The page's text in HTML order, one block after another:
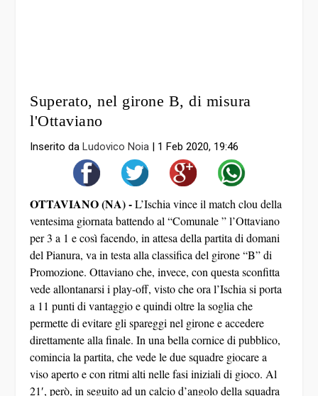
Superato, nel girone B, di misura
l'Ottaviano
Inserito daLudovico Noia | 1 Feb 2020, 19:46
OTTAVIANO (NA) -L’Ischia vince il match clou della
ventesima giornata battendo al “Comunale ” l’Ottaviano
per 3 a 1 e così facendo, in attesa della partita di domani
del Pianura, va in testa alla classifica del girone “B” di
Promozione. Ottaviano che, invece, con questa sconfitta
vede allontanarsi i play-off, visto che ora l’Ischia si porta
a 11 punti di vantaggio e quindi oltre la soglia che
permette di evitare gli spareggi nel girone e accedere
direttamente alla finale. In una bella cornice di pubblico,
comincia la partita, che vede le due squadre giocare a
viso aperto e con ritmi alti nelle fasi iniziali di gioco. Al
21′, però, in seguito ad un calcio d’angolo della squadra